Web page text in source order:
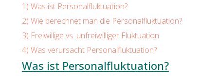
1) Was ist Personalfluktuation?
2) Wie berechnet man die Personalfluktuation?
3) Freiwillige vs. unfreiwilliger Fluktuation
4) Was verursacht Personalfluktuation?
Was ist Personalfluktuation?